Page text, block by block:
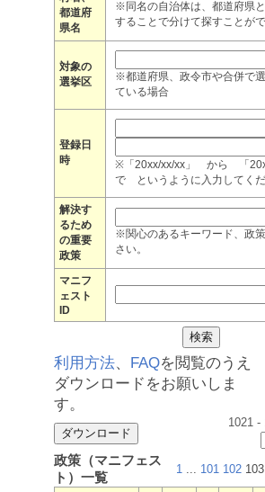
都道府
県名
※同名の自治体は、都道府県
することで分けて探すことがで
対象の
選挙区
※都道府県、政令市や合併で
ている場合
登録日
時
※「20xx/xx/xx」 から 「
で というように入力してくだ
解決す
るため
の重要
政策
※関心のあるキーワード、政
さい。
マニフ
ェスト
ID
利用方法、 FAQを閲覧のうえ
ダウンロードをお願いしま
す。
1021 -
政策（マニフェス
ト）一覧
1 ... 101 102 103